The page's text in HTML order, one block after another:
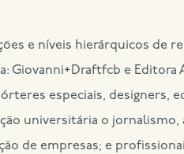
e níveis hierárquicos de
Giovanni+Draftfcb e
especiais, designers,
universitária o jornalismo,
de empresas; e